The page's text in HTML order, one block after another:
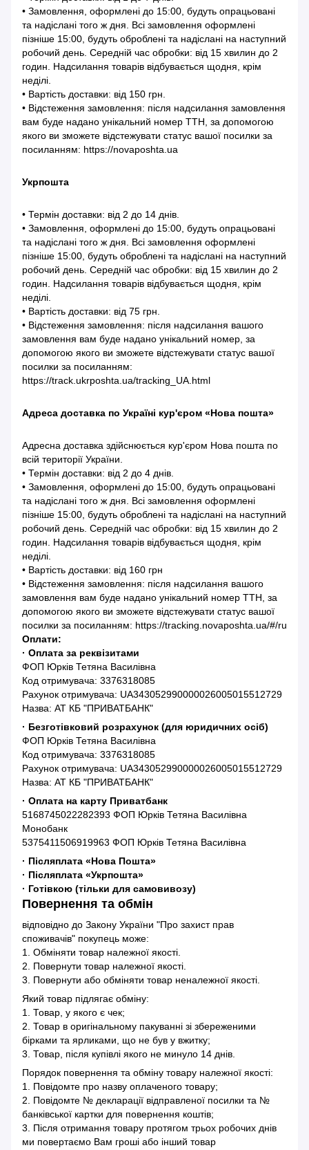
• Замовлення, оформлені до 15:00, будуть опрацьовані
та надіслані того ж дня. Всі замовлення оформлені
пізніше 15:00, будуть оброблені та надіслані на наступний
робочий день. Середній час обробки: від 15 хвилин до 2
годин. Надсилання товарів відбувається щодня, крім
неділі.
• Вартість доставки: від 150 грн.
• Відстеження замовлення: після надсилання замовлення
вам буде надано унікальний номер ТТН, за допомогою
якого ви зможете відстежувати статус вашої посилки за
посиланням: https://novaposhta.ua
Укрпошта
• Термін доставки: від 2 до 14 днів.
• Замовлення, оформлені до 15:00, будуть опрацьовані
та надіслані того ж дня. Всі замовлення оформлені
пізніше 15:00, будуть оброблені та надіслані на наступний
робочий день. Середній час обробки: від 15 хвилин до 2
годин. Надсилання товарів відбувається щодня, крім
неділі.
• Вартість доставки: від 75 грн.
• Відстеження замовлення: після надсилання вашого
замовлення вам буде надано унікальний номер, за
допомогою якого ви зможете відстежувати статус вашої
посилки за посиланням:
https://track.ukrposhta.ua/tracking_UA.html
Адреса доставка по Україні кур'єром «Нова пошта»
Адресна доставка здійснюється кур'єром Нова пошта по
всій території України.
• Термін доставки: від 2 до 4 днів.
• Замовлення, оформлені до 15:00, будуть опрацьовані
та надіслані того ж дня. Всі замовлення оформлені
пізніше 15:00, будуть оброблені та надіслані на наступний
робочий день. Середній час обробки: від 15 хвилин до 2
годин. Надсилання товарів відбувається щодня, крім
неділі.
• Вартість доставки: від 160 грн
• Відстеження замовлення: після надсилання вашого
замовлення вам буде надано унікальний номер ТТН, за
допомогою якого ви зможете відстежувати статус вашої
посилки за посиланням: https://tracking.novaposhta.ua/#/ru
Оплати:
· Оплата за реквізитами
ФОП Юрків Тетяна Василівна
Код отримувача: 3376318085
Рахунок отримувача: UA343052990000026005015512729
Назва: АТ КБ "ПРИВАТБАНК"
· Безготівковий розрахунок (для юридичних осіб)
ФОП Юрків Тетяна Василівна
Код отримувача: 3376318085
Рахунок отримувача: UA343052990000026005015512729
Назва: АТ КБ "ПРИВАТБАНК"
· Оплата на карту Приватбанк
5168745022282393 ФОП Юрків Тетяна Василівна
Монобанк
5375411506919963 ФОП Юрків Тетяна Василівна
· Післяплата «Нова Пошта»
· Післяплата «Укрпошта»
· Готівкою (тільки для самовивозу)
Повернення та обмін
відповідно до Закону України "Про захист прав
споживачів" покупець може:
1. Обміняти товар належної якості.
2. Повернути товар належної якості.
3. Повернути або обміняти товар неналежної якості.
Який товар підлягає обміну:
1. Товар, у якого є чек;
2. Товар в оригінальному пакуванні зі збереженими
бірками та ярликами, що не був у вжитку;
3. Товар, після купівлі якого не минуло 14 днів.
Порядок повернення та обміну товару належної якості:
1. Повідомте про назву оплаченого товару;
2. Повідомте № декларації відправленої посилки та №
банківської картки для повернення коштів;
3. Після отримання товару протягом трьох робочих днів
ми повертаємо Вам гроші або інший товар